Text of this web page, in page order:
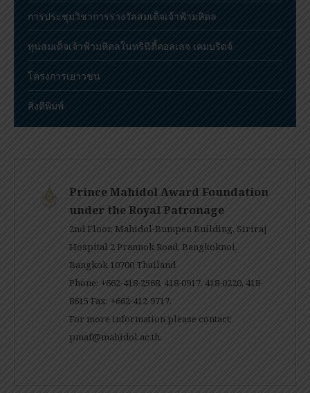
การประชุมวิชาการรางวัลสมเด็จเจ้าฟ้ามหิดล
ทุนสมเด็จเจ้าฟ้ามหิดลในทรินิตี้คอลเลจ เคมบริดจ์
โครงการเยาวชน
สิ่งตีพิมพ์
Prince Mahidol Award Foundation
under the Royal Patronage
2nd Floor, Mahidol-Bumpen Building, Siriraj
Hospital 2 Prannok Road, Bangkoknoi,
Bangkok 10700 Thailand
Phone: +662-418-2568, 418-0917, 418-0220, 418-
8615 Fax: +662-412-9717.
For more information please contact:
pmaf@mahidol.ac.th.